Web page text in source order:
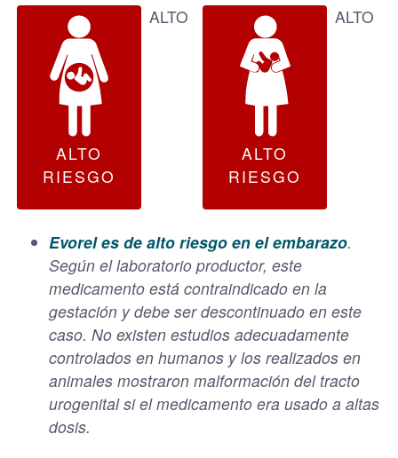
ALTO
RIESGO
ALTO
ALTO
RIESGO
ALTO
Evorel es de alto riesgo en el embarazo.
Según el laboratorio productor, este
medicamento está contraindicado en la
gestación y debe ser descontinuado en este
caso. No existen estudios adecuadamente
controlados en humanos y los realizados en
animales mostraron malformación del tracto
urogenital si el medicamento era usado a altas
dosis.